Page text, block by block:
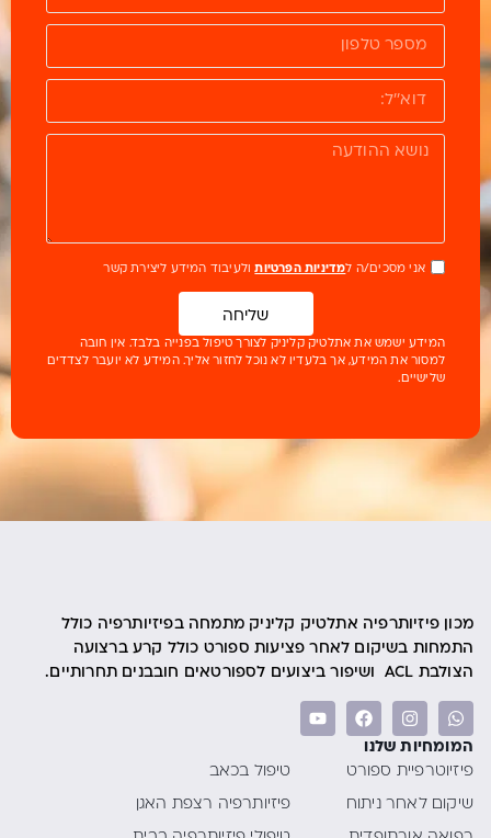
אני מסכים/ה למדיניות הפרטיותולעיבוד המידע ליצירת קשר
שליחה
המידע ישמש את אתלטיק קליניק לצורך טיפול בפנייה בלבד. אין חובה
למסור את המידע, אך בלעדיו לא נוכל לחזור אליך. המידע לא יועבר לצדדים
שלישיים.
מכון פיזיותרפיה אתלטיק קליניק מתמחה בפיזיותרפיה כולל
התמחות בשיקום לאחר פציעות ספורט כולל קרע ברצועה
הצולבת ACL ושיפור ביצועים לספורטאים חובבנים תחרותיים.
המומחיות שלנו
פיזיוטרפיית ספורט
שיקום לאחר ניתוח
טיפול בכאב
פיזיותרפיה רצפת האגן